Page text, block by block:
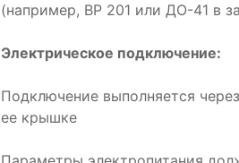
(например, ВР 201 или ДО-41 в
Электрическое подключение:
Подключение выполняется
ее крышке